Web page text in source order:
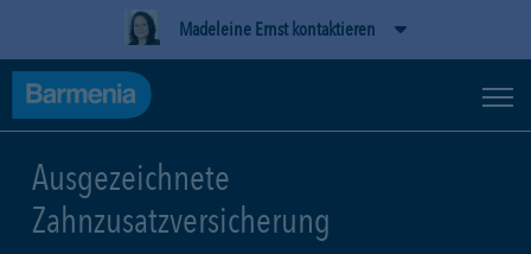
Madeleine Ernst kontaktieren
Ausgezeichnete
Zahnzusatzversicherung